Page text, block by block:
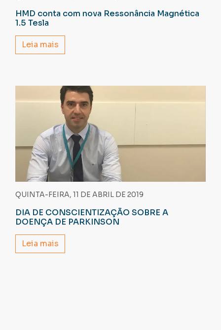
HMD conta com nova Ressonância Magnética
1.5 Tesla
Leia mais
QUINTA-FEIRA, 11 DE ABRIL DE 2019
DIA DE CONSCIENTIZAÇÃO SOBRE A
DOENÇA DE PARKINSON
Leia mais